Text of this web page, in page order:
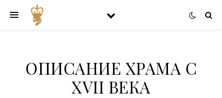
ОПИСАНИЕ ХРАМА С
XVII ВЕКА